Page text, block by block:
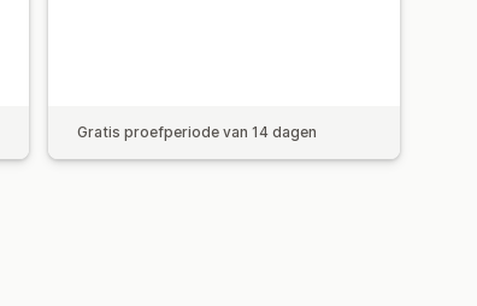
Gratis proefperiode van 14 dagen